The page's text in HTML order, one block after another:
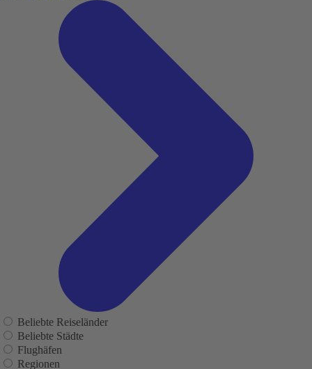
Beliebte Reiseländer
Beliebte Städte
Flughäfen
Regionen